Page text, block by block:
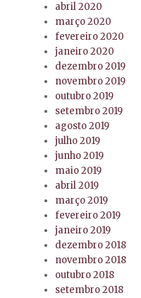
abril 2020
março 2020
fevereiro 2020
janeiro 2020
dezembro 2019
novembro 2019
outubro 2019
setembro 2019
agosto 2019
julho 2019
junho 2019
maio 2019
abril 2019
março 2019
fevereiro 2019
janeiro 2019
dezembro 2018
novembro 2018
outubro 2018
setembro 2018